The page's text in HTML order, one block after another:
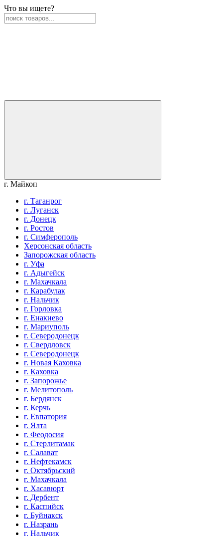
Что вы ищете?
г. Майкоп
г. Таганрог
г. Луганск
г. Донецк
г. Ростов
г. Симферополь
Херсонская область
Запорожская область
г. Уфа
г. Адыгейск
г. Махачкала
г. Карабулак
г. Нальчик
г. Горловка
г. Енакиево
г. Мариуполь
г. Северодонецк
г. Свердловск
г. Северодонецк
г. Новая Каховка
г. Каховка
г. Запорожье
г. Мелитополь
г. Бердянск
г. Керчь
г. Евпатория
г. Ялта
г. Феодосия
г. Стерлитамак
г. Салават
г. Нефтекамск
г. Октябрьский
г. Махачкала
г. Хасавюрт
г. Дербент
г. Каспийск
г. Буйнакск
г. Назрань
г. Нальчик